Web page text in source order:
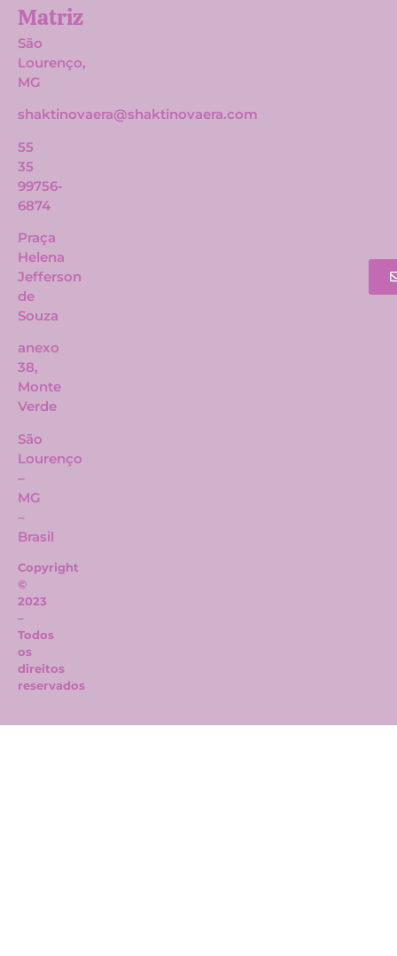
Matriz​
São
Lourenço,
MG
shaktinovaera@shaktinovaera.com
55
35
99756-
6874
Praça
Helena
Jefferson
de
Souza
anexo
38,
Monte
Verde
São
Lourenço
–
MG
–
Brasil
Copyright
©
2023
–
Todos
os
direitos
reservados